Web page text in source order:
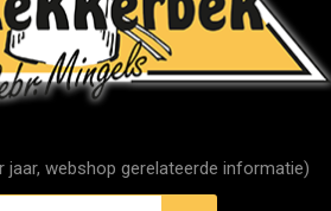
jaar, webshop gerelateerde informatie)